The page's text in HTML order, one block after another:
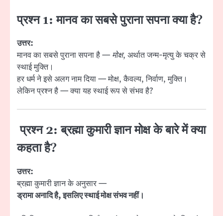
प्रश्न 1: मानव का सबसे पुराना सपना क्या है?
उत्तर:
मानव का सबसे पुराना सपना है — मोक्ष, अर्थात जन्म-मृत्यु के चक्र से
स्थाई मुक्ति।
हर धर्म ने इसे अलग नाम दिया — मोक्ष, कैवल्य, निर्वाण, मुक्ति।
लेकिन प्रश्न है — क्या यह स्थाई रूप से संभव है?
प्रश्न 2: ब्रह्मा कुमारी ज्ञान मोक्ष के बारे में क्या
कहता है?
उत्तर:
ब्रह्मा कुमारी ज्ञान के अनुसार —
ड्रामा अनादि है, इसलिए स्थाई मोक्ष संभव नहीं।